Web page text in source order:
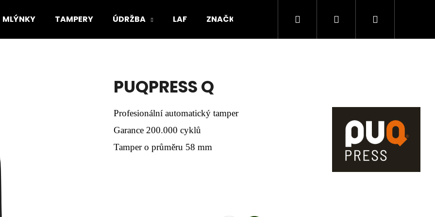
MLÝNKY TAMPERY ÚDRŽBA LAF ZNAČKY Hledat PřihlášeníNákupní
PUQPRESS Q
Profesionální automatický tamper
Garance 200.000 cyklů
Tamper o průměru 58 mm
HLEDAT